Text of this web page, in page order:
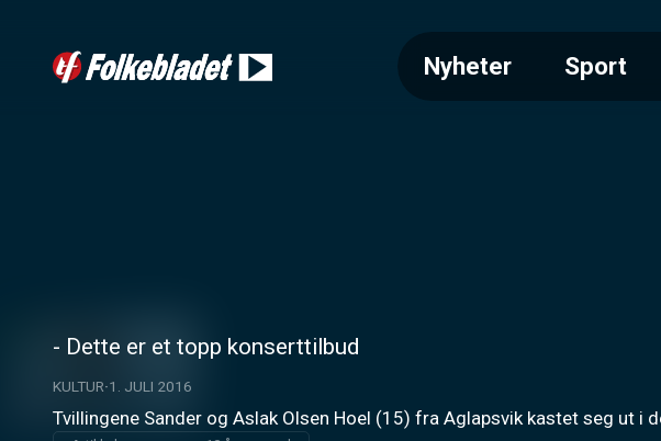
Nyheter Sport
- Dette er et topp konserttilbud
KULTUR 1. JULI 2016
Tvillingene Sander og Aslak Olsen Hoel (15) fra Aglapsvik kastet seg ut